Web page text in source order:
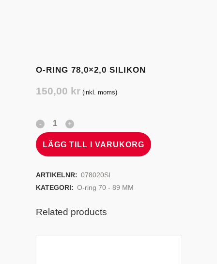
O-RING 78,0×2,0 SILIKON
150,00 kr (inkl. moms)
LÄGG TILL I VARUKORG
ARTIKELNR: 078020SI
KATEGORI: O-ring 70 - 89 MM
Related products